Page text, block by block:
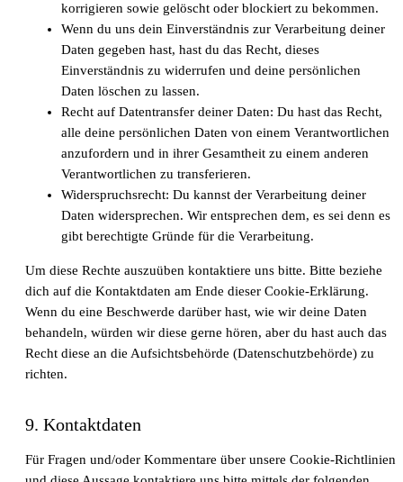
korrigieren sowie gelöscht oder blockiert zu bekommen.
Wenn du uns dein Einverständnis zur Verarbeitung deiner
Daten gegeben hast, hast du das Recht, dieses
Einverständnis zu widerrufen und deine persönlichen
Daten löschen zu lassen.
Recht auf Datentransfer deiner Daten: Du hast das Recht,
alle deine persönlichen Daten von einem Verantwortlichen
anzufordern und in ihrer Gesamtheit zu einem anderen
Verantwortlichen zu transferieren.
Widerspruchsrecht: Du kannst der Verarbeitung deiner
Daten widersprechen. Wir entsprechen dem, es sei denn es
gibt berechtigte Gründe für die Verarbeitung.
Um diese Rechte auszuüben kontaktiere uns bitte. Bitte beziehe
dich auf die Kontaktdaten am Ende dieser Cookie-Erklärung.
Wenn du eine Beschwerde darüber hast, wie wir deine Daten
behandeln, würden wir diese gerne hören, aber du hast auch das
Recht diese an die Aufsichtsbehörde (Datenschutzbehörde) zu
richten.
9. Kontaktdaten
Für Fragen und/oder Kommentare über unsere Cookie-Richtlinien